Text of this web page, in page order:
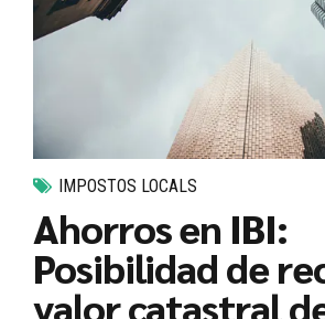
IMPOSTOS LOCALS
Ahorros en IBI:
Posibilidad de
valor catastral